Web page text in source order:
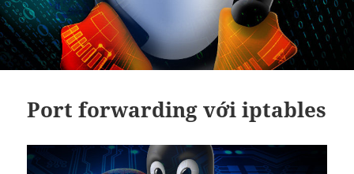
Port forwarding với iptables